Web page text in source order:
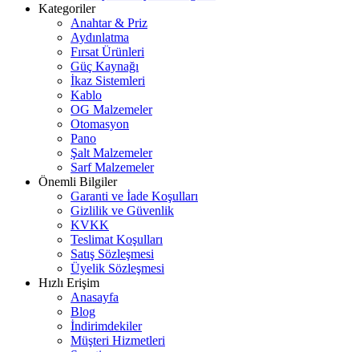
Kategoriler
Anahtar & Priz
Aydınlatma
Fırsat Ürünleri
Güç Kaynağı
İkaz Sistemleri
Kablo
OG Malzemeler
Otomasyon
Pano
Şalt Malzemeler
Sarf Malzemeler
Önemli Bilgiler
Garanti ve İade Koşulları
Gizlilik ve Güvenlik
KVKK
Teslimat Koşulları
Satış Sözleşmesi
Üyelik Sözleşmesi
Hızlı Erişim
Anasayfa
Blog
İndirimdekiler
Müşteri Hizmetleri